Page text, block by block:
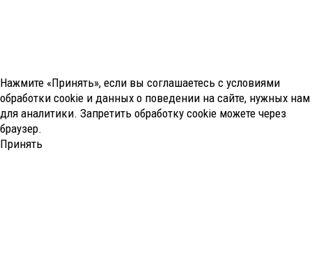
Нажмите «Принять», если вы соглашаетесь с условиями
обработки cookie и данных о поведении на сайте, нужных нам
для аналитики. Запретить обработку cookie можете через
браузер.
Принять